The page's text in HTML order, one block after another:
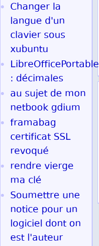
Changer la
langue d'un
clavier sous
xubuntu
LibreOfficePortable
: décimales
au sujet de mon
netbook gdium
framabag
certificat SSL
revoqué
rendre vierge
ma clé
Soumettre une
notice pour un
logiciel dont on
est l'auteur